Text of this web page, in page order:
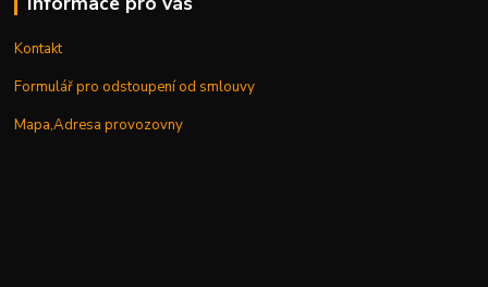
Kontakt
Formulář pro odstoupení od smlouvy
Mapa,Adresa provozovny